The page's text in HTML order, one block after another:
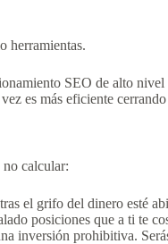
herramientas.
SEO de alto nivel
es más eficiente cerrando
no calcular:
el grifo del dinero esté
posiciones que a ti te
inversión prohibitiva.